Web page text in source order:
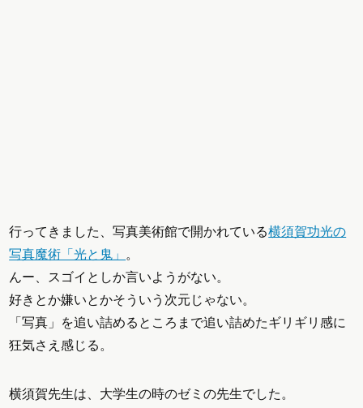
行ってきました、写真美術館で開かれている横須賀功光の
写真魔術「光と鬼」
。
んー、スゴイとしか言いようがない。
好きとか嫌いとかそういう次元じゃない。
「写真」を追い詰めるところまで追い詰めたギリギリ感に
狂気さえ感じる。
横須賀先生は、大学生の時のゼミの先生でした。